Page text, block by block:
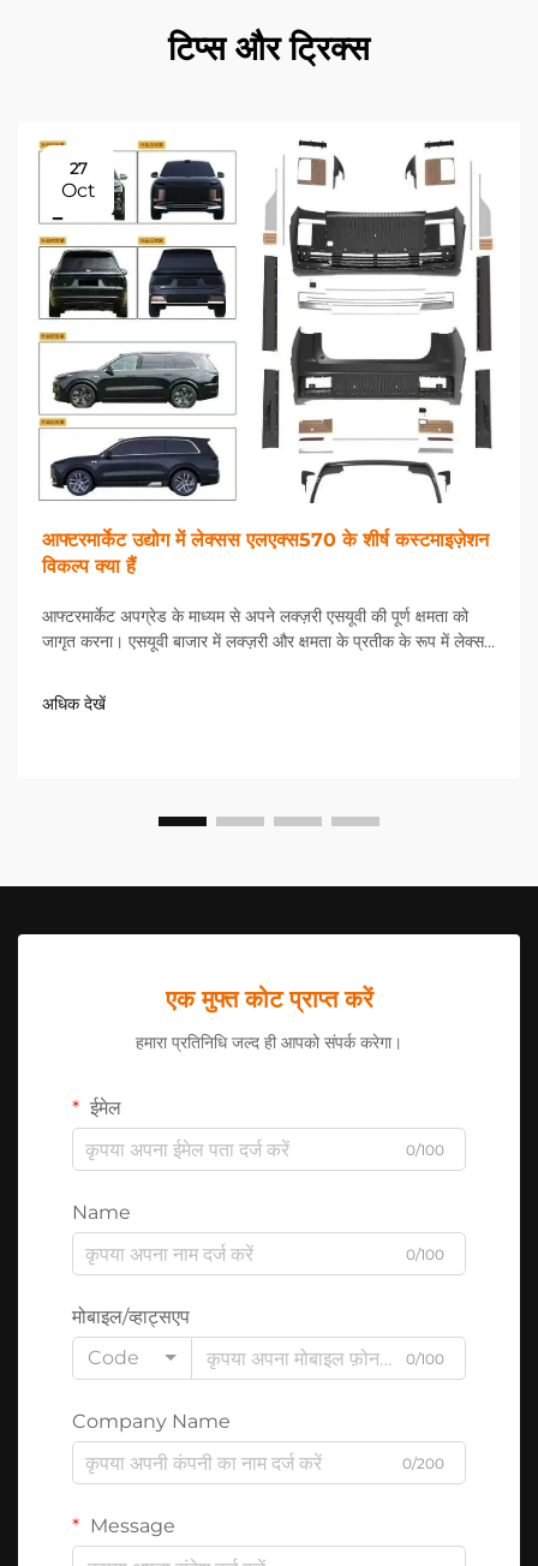
टिप्स और ट्रिक्स
27
Oct
आफ्टरमार्केट उद्योग में लेक्सस एलएक्स570 के शीर्ष कस्टमाइज़ेशन
विकल्प क्या हैं
आफ्टरमार्केट अपग्रेड के माध्यम से अपने लक्ज़री एसयूवी की पूर्ण क्षमता को
जागृत करना। एसयूवी बाजार में लक्ज़री और क्षमता के प्रतीक के रूप में लेक्सस
जाने की इच्छा रखते हैं। आफ्टरमार्केट...
अधिक देखें
एक मुफ्त कोट प्राप्त करें
हमारा प्रतिनिधि जल्द ही आपको संपर्क करेगा।
ईमेल
0/100
Name
0/100
मोबाइल/व्हाट्सएप
Code
0/100
Company Name
0/200
Message